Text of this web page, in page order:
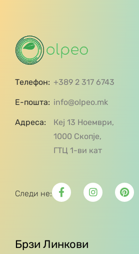
Телефон: +389 2 317 6743
Е-пошта: info@olpeo.mk
Адреса:
Кеј 13 Ноември,
1000 Скопје,
ГТЦ 1-ви кат
Следи не:
Брзи Линкови